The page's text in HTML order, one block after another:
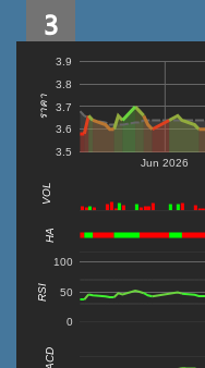
3
Jun 2026
3.5
3.6
3.7
3.8
3.9
ราคา
VOL
HA
0
50
100
RSI